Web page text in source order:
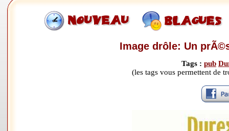
Image drôle: Un
Tags : pub
(les tags vous permettent de